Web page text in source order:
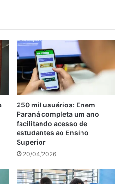
250 mil usuários: Enem
Paraná completa um ano
facilitando acesso de
estudantes ao Ensino
Superior
20/04/2026